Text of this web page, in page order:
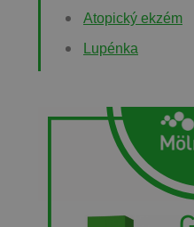
Atopický ekzém
Lupénka